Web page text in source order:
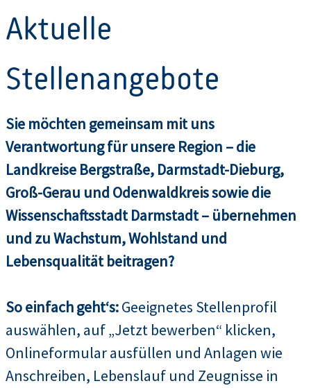
Aktuelle
Stellenangebote
Sie möchten gemeinsam mit uns
Verantwortung für unsere Region – die
Landkreise Bergstraße, Darmstadt-Dieburg,
Groß-Gerau und Odenwaldkreis sowie die
Wissenschaftsstadt Darmstadt – übernehmen
und zu Wachstum, Wohlstand und
Lebensqualität beitragen?
So einfach geht‘s:Geeignetes Stellenprofil
auswählen, auf „Jetzt bewerben“ klicken,
Onlineformular ausfüllen und Anlagen wie
Anschreiben, Lebenslauf und Zeugnisse in